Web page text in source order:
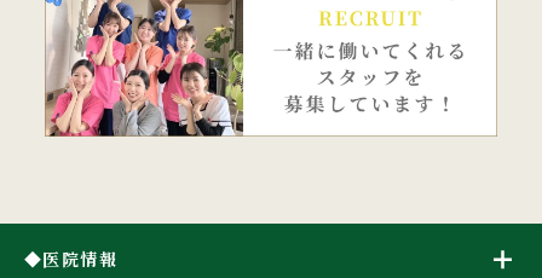
医院情報